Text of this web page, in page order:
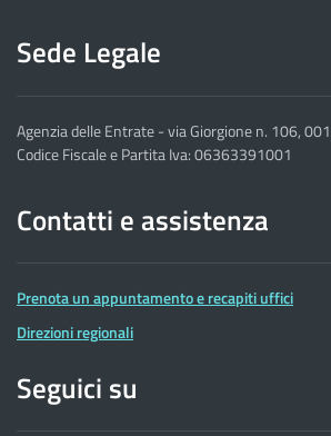
Sede Legale
Agenzia delle Entrate - via Giorgione n. 106,
Codice Fiscale e Partita Iva: 06363391001
Contatti e assistenza
Prenota un appuntamento e recapiti uffici
Direzioni regionali
Seguici su